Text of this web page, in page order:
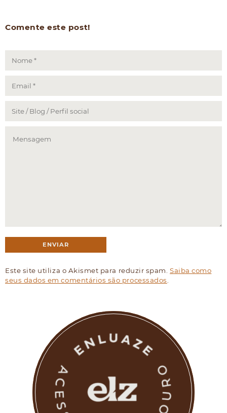
Comente este post!
Este site utiliza o Akismet para reduzir spam.Saiba como
seus dados em comentários são processados